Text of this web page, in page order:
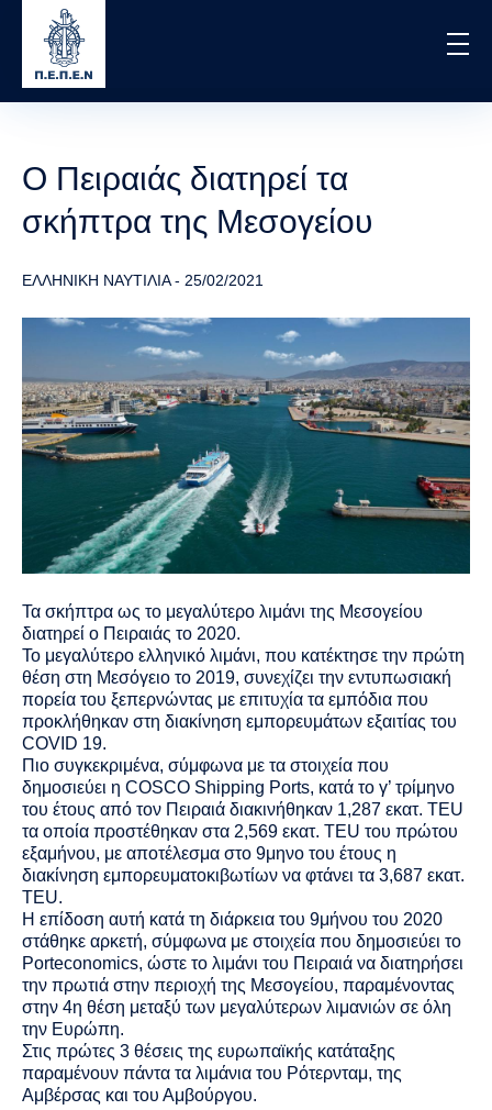
content
Ο Πειραιάς διατηρεί τα
σκήπτρα της Μεσογείου
ΕΛΛΗΝΙΚΗ ΝΑΥΤΙΛΙΑ- 25/02/2021
Τα σκήπτρα ως το μεγαλύτερο λιμάνι της Μεσογείου
διατηρεί ο Πειραιάς το 2020.
Το μεγαλύτερο ελληνικό λιμάνι, που κατέκτησε την πρώτη
θέση στη Μεσόγειο το 2019, συνεχίζει την εντυπωσιακή
πορεία του ξεπερνώντας με επιτυχία τα εμπόδια που
προκλήθηκαν στη διακίνηση εμπορευμάτων εξαιτίας του
COVID 19.
Πιο συγκεκριμένα, σύμφωνα με τα στοιχεία που
δημοσιεύει η COSCO Shipping Ports, κατά το γ’ τρίμηνο
του έτους από τον Πειραιά διακινήθηκαν 1,287 εκατ. TEU
τα οποία προστέθηκαν στα 2,569 εκατ. TEU του πρώτου
εξαμήνου, με αποτέλεσμα στο 9μηνο του έτους η
διακίνηση εμπορευματοκιβωτίων να φτάνει τα 3,687 εκατ.
TEU.
Η επίδοση αυτή κατά τη διάρκεια του 9μήνου του 2020
στάθηκε αρκετή, σύμφωνα με στοιχεία που δημοσιεύει το
Porteconomics, ώστε το λιμάνι του Πειραιά να διατηρήσει
την πρωτιά στην περιοχή της Μεσογείου, παραμένοντας
στην 4η θέση μεταξύ των μεγαλύτερων λιμανιών σε όλη
την Ευρώπη.
Στις πρώτες 3 θέσεις της ευρωπαϊκής κατάταξης
παραμένουν πάντα τα λιμάνια του Ρότερνταμ, της
Αμβέρσας και του Αμβούργου.